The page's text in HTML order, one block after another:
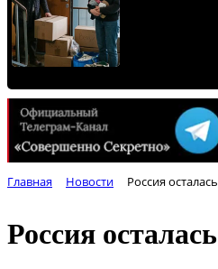
Главная Новости Россия
Россия